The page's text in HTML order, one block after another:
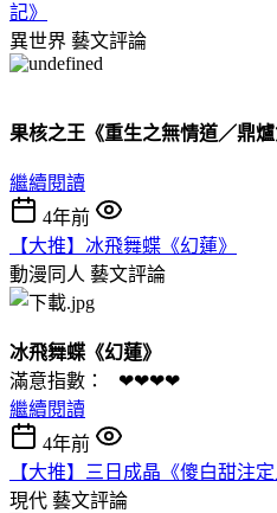
記》
異世界 藝文評論
果核之王《重生之無情道／鼎爐
繼續閱讀
4年前
【大推】冰飛舞蝶《幻蓮》
動漫同人 藝文評論
冰飛舞蝶《幻蓮》
滿意指數： ❤❤❤❤
繼續閱讀
4年前
【大推】三日成晶《傻白甜注定
現代 藝文評論